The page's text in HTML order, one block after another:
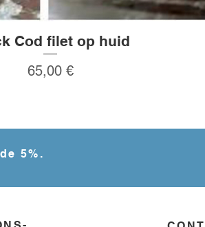
Aperçu rapide
Cod filet op huid
Prix
65,00 €
5%.